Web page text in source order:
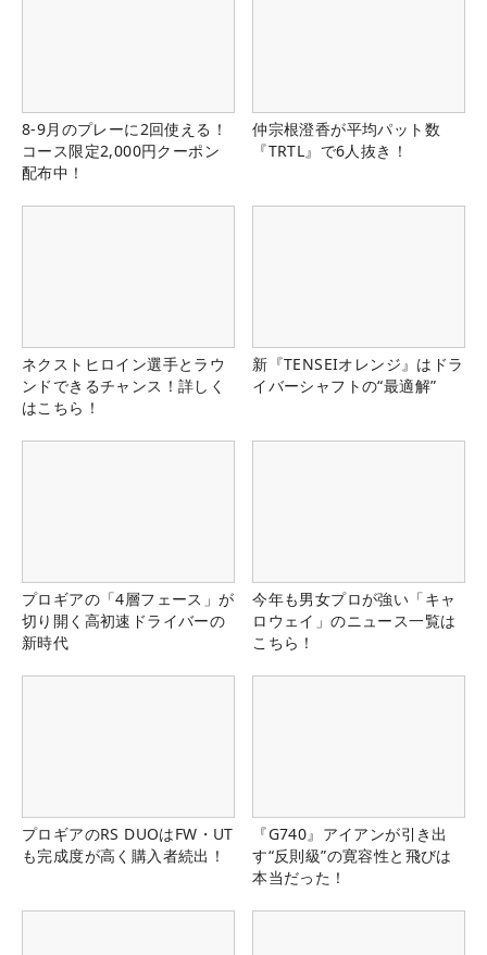
8-9月のプレーに2回使える！
コース限定2,000円クーポン
配布中！
仲宗根澄香が平均パット数
『TRTL』で6人抜き！
ネクストヒロイン選手とラウ
ンドできるチャンス！詳しく
はこちら！
新『TENSEIオレンジ』はドラ
イバーシャフトの“最適解”
プロギアの「4層フェース」が
切り開く高初速ドライバーの
新時代
今年も男女プロが強い「キャ
ロウェイ」のニュース一覧は
こちら！
プロギアのRS DUOはFW・UT
も完成度が高く購入者続出！
『G740』アイアンが引き出
す“反則級”の寛容性と飛びは
本当だった！